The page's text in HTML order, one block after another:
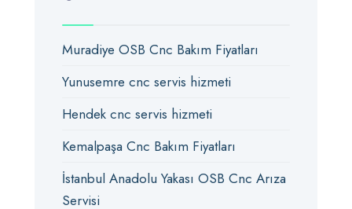
Muradiye OSB Cnc Bakım Fiyatları
Yunusemre cnc servis hizmeti
Hendek cnc servis hizmeti
Kemalpaşa Cnc Bakım Fiyatları
İstanbul Anadolu Yakası OSB Cnc Arıza
Servisi